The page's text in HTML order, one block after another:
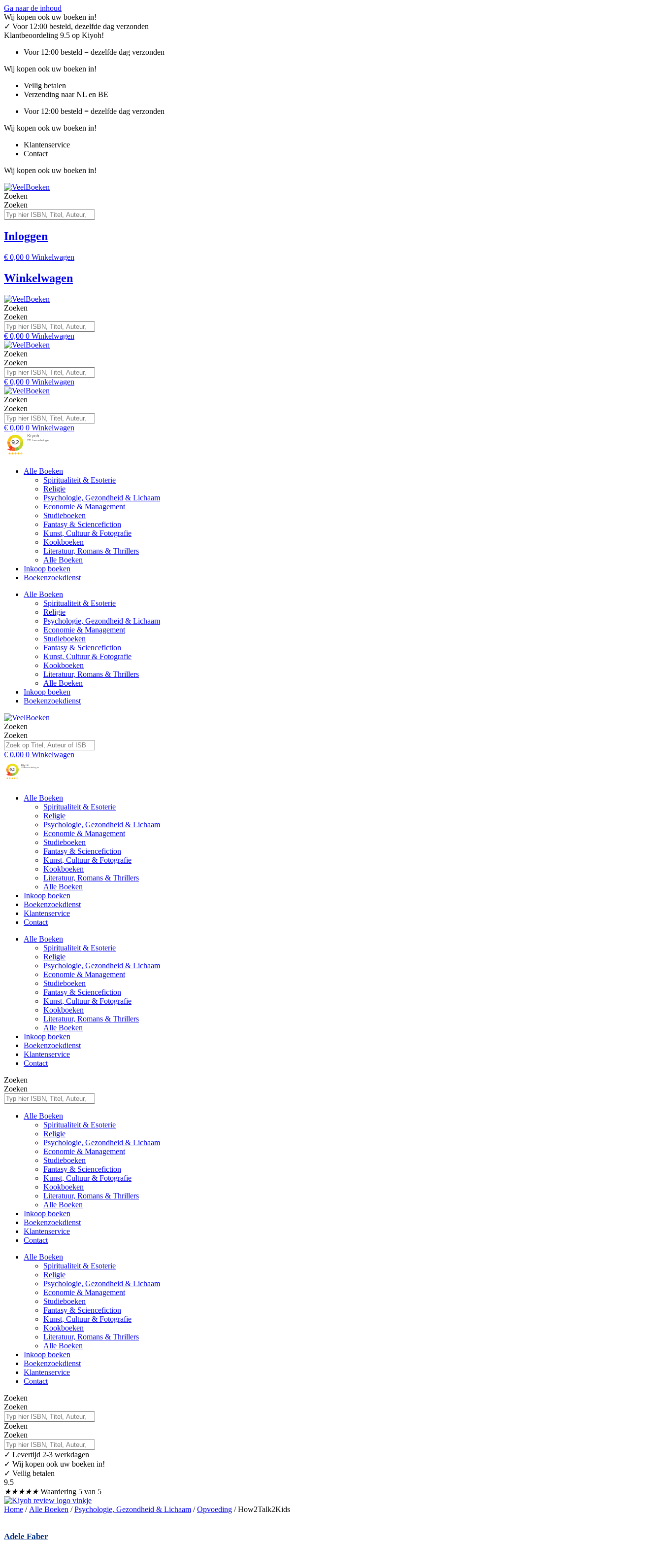
Ga naar de inhoud
Wij kopen ook uw boeken in!
✓ Voor 12:00 besteld, dezelfde dag verzonden
Klantbeoordeling 9.5 op Kiyoh!
Voor 12:00 besteld = dezelfde dag verzonden
Wij kopen ook uw boeken in!
Veilig betalen
Verzending naar NL en BE
Voor 12:00 besteld = dezelfde dag verzonden
Wij kopen ook uw boeken in!
Klantenservice
Contact
Wij kopen ook uw boeken in!
Zoeken
Zoeken
Inloggen
€ 0,00 0 Winkelwagen
Winkelwagen
Zoeken
Zoeken
€ 0,00 0 Winkelwagen
Zoeken
Zoeken
€ 0,00 0 Winkelwagen
Zoeken
Zoeken
€ 0,00 0 Winkelwagen
Alle Boeken
Spiritualiteit & Esoterie
Religie
Psychologie, Gezondheid & Lichaam
Economie & Management
Studieboeken
Fantasy & Sciencefiction
Kunst, Cultuur & Fotografie
Kookboeken
Literatuur, Romans & Thrillers
Alle Boeken
Inkoop boeken
Boekenzoekdienst
Alle Boeken
Spiritualiteit & Esoterie
Religie
Psychologie, Gezondheid & Lichaam
Economie & Management
Studieboeken
Fantasy & Sciencefiction
Kunst, Cultuur & Fotografie
Kookboeken
Literatuur, Romans & Thrillers
Alle Boeken
Inkoop boeken
Boekenzoekdienst
Zoeken
Zoeken
€ 0,00 0 Winkelwagen
Alle Boeken
Spiritualiteit & Esoterie
Religie
Psychologie, Gezondheid & Lichaam
Economie & Management
Studieboeken
Fantasy & Sciencefiction
Kunst, Cultuur & Fotografie
Kookboeken
Literatuur, Romans & Thrillers
Alle Boeken
Inkoop boeken
Boekenzoekdienst
Klantenservice
Contact
Alle Boeken
Spiritualiteit & Esoterie
Religie
Psychologie, Gezondheid & Lichaam
Economie & Management
Studieboeken
Fantasy & Sciencefiction
Kunst, Cultuur & Fotografie
Kookboeken
Literatuur, Romans & Thrillers
Alle Boeken
Inkoop boeken
Boekenzoekdienst
Klantenservice
Contact
Zoeken
Zoeken
Alle Boeken
Spiritualiteit & Esoterie
Religie
Psychologie, Gezondheid & Lichaam
Economie & Management
Studieboeken
Fantasy & Sciencefiction
Kunst, Cultuur & Fotografie
Kookboeken
Literatuur, Romans & Thrillers
Alle Boeken
Inkoop boeken
Boekenzoekdienst
Klantenservice
Contact
Alle Boeken
Spiritualiteit & Esoterie
Religie
Psychologie, Gezondheid & Lichaam
Economie & Management
Studieboeken
Fantasy & Sciencefiction
Kunst, Cultuur & Fotografie
Kookboeken
Literatuur, Romans & Thrillers
Alle Boeken
Inkoop boeken
Boekenzoekdienst
Klantenservice
Contact
Zoeken
Zoeken
Zoeken
Zoeken
✓ Levertijd 2-3 werkdagen
✓ Wij kopen ook uw boeken in!
✓ Veilig betalen
9.5
★★★★★ Waardering 5 van 5
Home / Alle Boeken /Psychologie, Gezondheid & Lichaam /Opvoeding / How2Talk2Kids
Adele Faber